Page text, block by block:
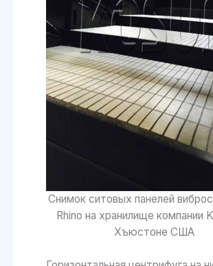
Снимок ситовых панелей
Rhino на хранилище компании
Хъюстоне США